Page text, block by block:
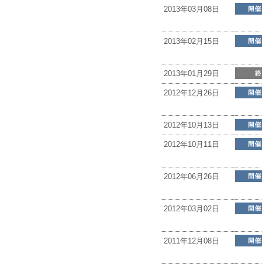
2013年03月08日
2013年02月15日
2013年01月29日
2012年12月26日
2012年10月13日
2012年10月11日
2012年06月26日
2012年03月02日
2011年12月08日